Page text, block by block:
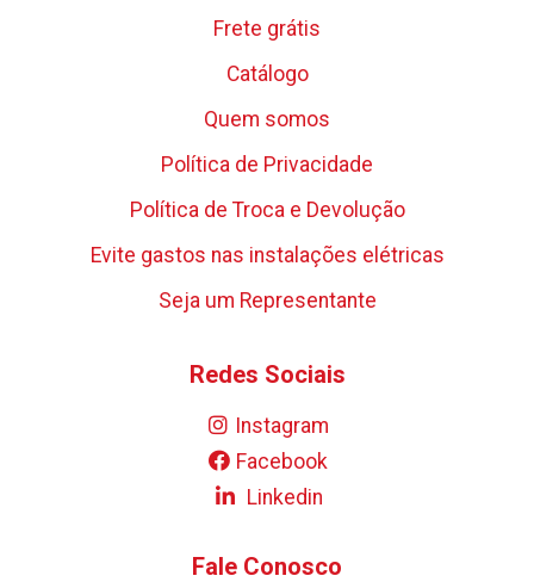
Frete grátis
Catálogo
Quem somos
Política de Privacidade
Política de Troca e Devolução
Evite gastos nas instalações elétricas
Seja um Representante
Redes Sociais
Instagram
Facebook
Linkedin
Fale Conosco